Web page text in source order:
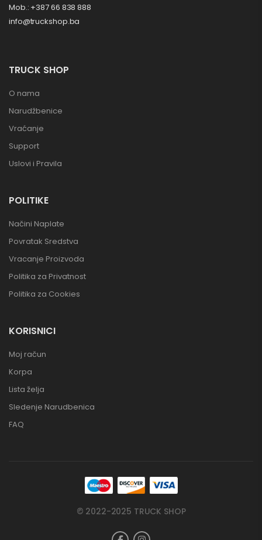
Mob.: +387 66 838 888
info@truckshop.ba
TRUCK SHOP
O nama
Narudžbenice
Vraćanje
Support
Uslovi i Pravila
POLITIKE
Načini Naplate
Povratak Sredstva
Vracanje Proizvoda
Politika za Privatnost
Politika za Cookies
KORISNICI
Moj račun
Korpa
Lista želja
Sledenje Narudbenica
FAQ
© 2022-2025 TRUCK SHOP